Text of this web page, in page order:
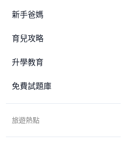
新手爸媽
育兒攻略
升學教育
免費試題庫
旅遊熱點